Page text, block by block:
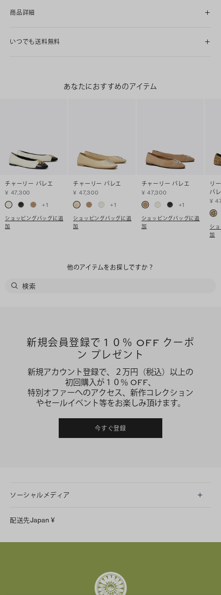
商品詳細
いつでも送料無料
あなたにおすすめのアイテム
チャーリー バレエ
¥ 47,300
+1
ショッピングバッグに追
加
チャーリー バレエ
¥ 47,300
+1
ショッピングバッグに追
加
チャーリー バレエ
¥ 47,300
+1
ショッピングバッグに追
加
リ
バ
¥
シ
加
他のアイテムをお探しですか？
新規会員登録で１０％ OFF クーポ
ン プレゼント
新規アカウント登録で、２万円（税込）以上の
初回購入が１０％ OFF、
特別オファーへのアクセス、新作コレクション
やセールイベント等をお楽しみ頂けます。
今すぐ登録
ソーシャルメディア
Facebook
配送先Japan ¥